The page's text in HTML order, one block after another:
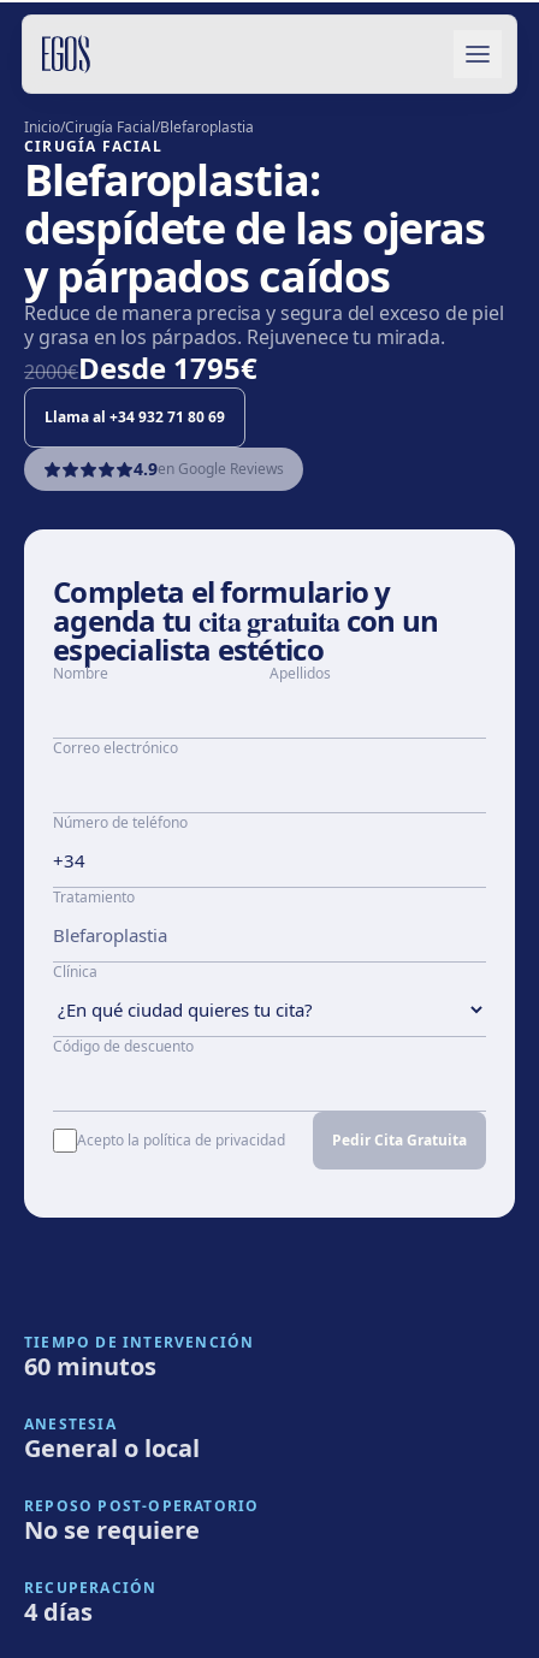
Saltar al contenido
Inicio/Cirugía Facial/Blefaroplastia
CIRUGÍA FACIAL
Blefaroplastia:
despídete de las ojeras
y párpados caídos
Reduce de manera precisa y segura del exceso de piel
y grasa en los párpados. Rejuvenece tu mirada.
2000€Desde 1795€
Llama al +34 932 71 80 69
4.9en Google Reviews
Completa el formulario y
agenda tu cita gratuitacon un
especialista estético
Nombre Apellidos
Correo electrónico
Número de teléfono
Tratamiento
Clínica
Código de descuento
Acepto la política de privacidad Pedir Cita Gratuita
TIEMPO DE INTERVENCIÓN
60 minutos
ANESTESIA
General o local
REPOSO POST-OPERATORIO
No se requiere
RECUPERACIÓN
4 días